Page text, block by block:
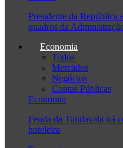
Presidente da República
quadros da
Economia
Todos
Mercados
Negócios
Contas Públicas
Economia
Fenda da Tundavala irá
hoteleira